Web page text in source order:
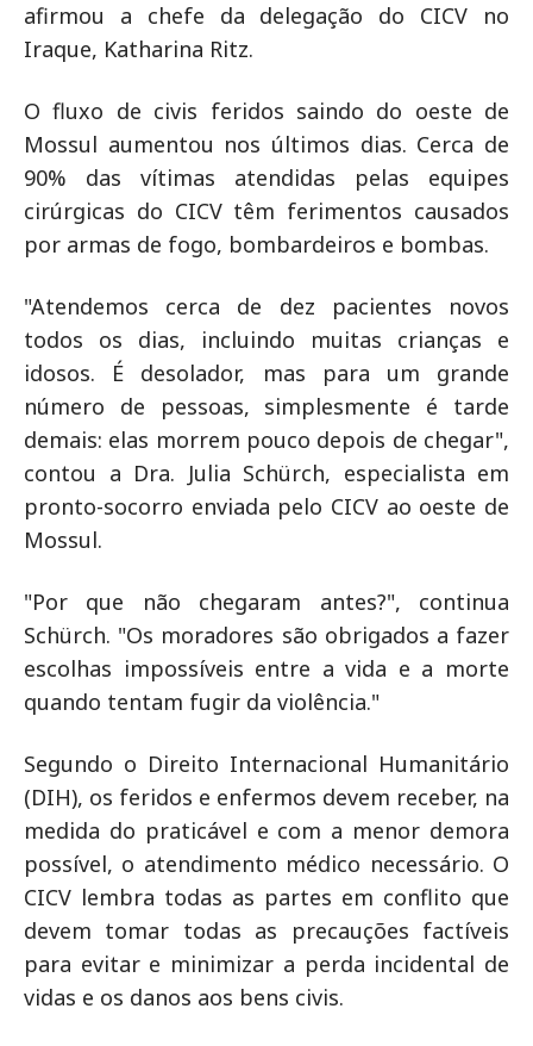
afirmou a chefe da delegação do CICV no
Iraque, Katharina Ritz.
O fluxo de civis feridos saindo do oeste de
Mossul aumentou nos últimos dias. Cerca de
90% das vítimas atendidas pelas equipes
cirúrgicas do CICV têm ferimentos causados
por armas de fogo, bombardeiros e bombas.
"Atendemos cerca de dez pacientes novos
todos os dias, incluindo muitas crianças e
idosos. É desolador, mas para um grande
número de pessoas, simplesmente é tarde
demais: elas morrem pouco depois de chegar",
contou a Dra. Julia Schürch, especialista em
pronto-socorro enviada pelo CICV ao oeste de
Mossul.
"Por que não chegaram antes?", continua
Schürch. "Os moradores são obrigados a fazer
escolhas impossíveis entre a vida e a morte
quando tentam fugir da violência."
Segundo o Direito Internacional Humanitário
(DIH), os feridos e enfermos devem receber, na
medida do praticável e com a menor demora
possível, o atendimento médico necessário. O
CICV lembra todas as partes em conflito que
devem tomar todas as precauções factíveis
para evitar e minimizar a perda incidental de
vidas e os danos aos bens civis.